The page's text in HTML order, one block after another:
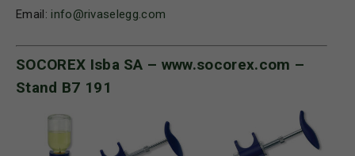
Email:info@rivaselegg.com
SOCOREX Isba SA – www.socorex.com –
Stand B7 191